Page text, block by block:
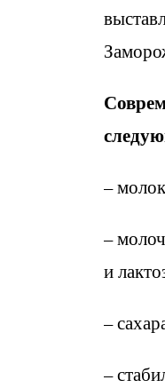
–
–
и
–
–